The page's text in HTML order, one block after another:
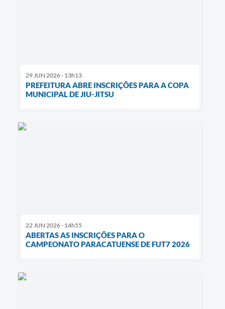
29 JUN 2026 - 13h13
PREFEITURA ABRE INSCRIÇÕES PARA A COPA
MUNICIPAL DE JIU-JITSU
22 JUN 2026 - 14h55
ABERTAS AS INSCRIÇÕES PARA O
CAMPEONATO PARACATUENSE DE FUT7 2026